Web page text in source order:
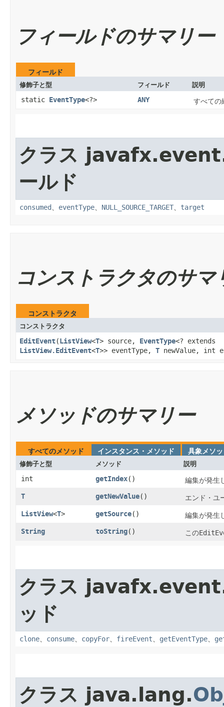
フィールドのサマリー
フィールド
修飾子と型 フィールド 説明
static EventType<?> ANY すべての
クラス
ールド
consumed、 eventType、 NULL_SOURCE_TARGET、 target
コンストラクタのサマ
コンストラクタ
コンストラクタ
EditEvent​(ListView<T> source, EventType<? extends
ListView.EditEvent<T>> eventType, T newValue, int
メソッドのサマリー
すべてのメソッド インスタンス・メソッド 具象メソ
修飾子と型 メソッド 説明
int getIndex() 編集が発生
T getNewValue() エンド・ユ
ListView<T> getSource() 編集が発生
String toString() この
クラス
ッド
clone、 consume、 copyFor、 fireEvent、 getEventType、
クラス java.lang.